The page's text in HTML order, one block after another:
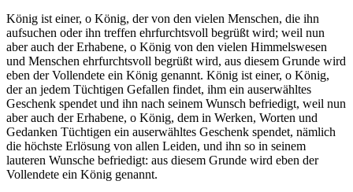
König ist einer, o König, der von den vielen Menschen, die ihn
aufsuchen oder ihn treffen ehrfurchtsvoll begrüßt wird; weil nun
aber auch der Erhabene, o König von den vielen Himmelswesen
und Menschen ehrfurchtsvoll begrüßt wird, aus diesem Grunde wird
eben der Vollendete ein König genannt. König ist einer, o König,
der an jedem Tüchtigen Gefallen findet, ihm ein auserwähltes
Geschenk spendet und ihn nach seinem Wunsch befriedigt, weil nun
aber auch der Erhabene, o König, dem in Werken, Worten und
Gedanken Tüchtigen ein auserwähltes Geschenk spendet, nämlich
die höchste Erlösung von allen Leiden, und ihn so in seinem
lauteren Wunsche befriedigt: aus diesem Grunde wird eben der
Vollendete ein König genannt.